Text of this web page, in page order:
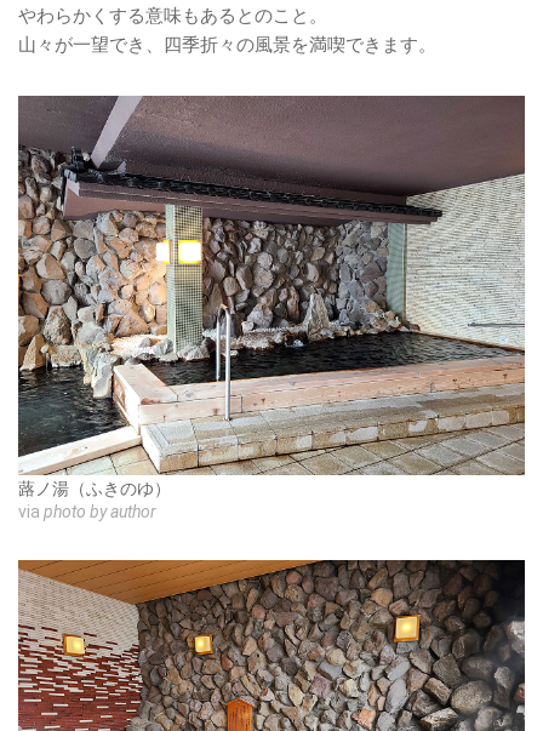
やわらかくする意味もあるとのこと。
山々が一望でき、四季折々の風景を満喫できます。
蕗ノ湯（ふきのゆ）
via photo by author